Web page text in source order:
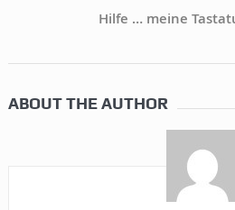
Hilfe … meine
ABOUT THE AUTHOR